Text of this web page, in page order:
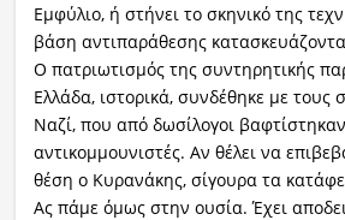
Εμφύλιο, ή στήνει το σκηνικό της
βάση αντιπαράθεσης
Ο πατριωτισμός της συντηρητικής
Ελλάδα, ιστορικά, συνδέθηκε με τους
Ναζί, που από δωσίλογοι
αντικομμουνιστές. Αν θέλει να
θέση ο Κυρανάκης, σίγουρα τα
Ας πάμε όμως στην ουσία. Έχει